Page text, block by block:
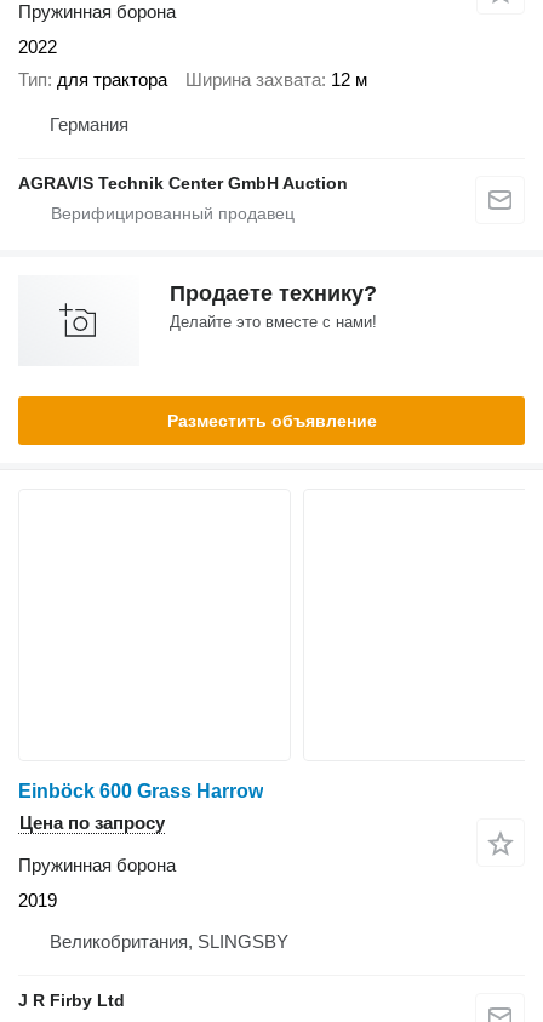
Пружинная борона
2022
Тип для трактора Ширина захвата 12 м
Германия
AGRAVIS Technik Center GmbH Auction
Продаете технику?
Делайте это вместе с нами!
Разместить объявление
Einböck 600 Grass Harrow
Цена по запросу
Пружинная борона
2019
Великобритания, SLINGSBY
J R Firby Ltd